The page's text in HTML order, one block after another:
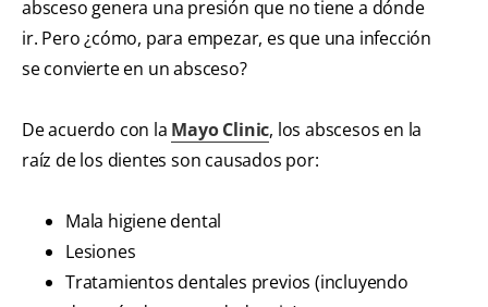
absceso genera una presión que no tiene a dónde
ir. Pero ¿cómo, para empezar, es que una infección
se convierte en un absceso?
De acuerdo con la Mayo Clinic, los abscesos en la
raíz de los dientes son causados por:
Mala higiene dental
Lesiones
Tratamientos dentales previos (incluyendo